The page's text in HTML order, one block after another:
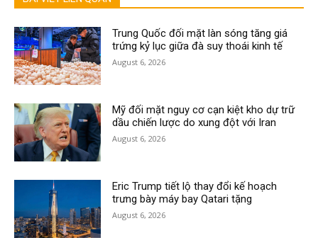
Trung Quốc đối mặt làn sóng tăng giá
trứng kỷ lục giữa đà suy thoái kinh tế
August 6, 2026
Mỹ đối mặt nguy cơ cạn kiệt kho dự trữ
dầu chiến lược do xung đột với Iran
August 6, 2026
Eric Trump tiết lộ thay đổi kế hoạch
trưng bày máy bay Qatari tặng
August 6, 2026